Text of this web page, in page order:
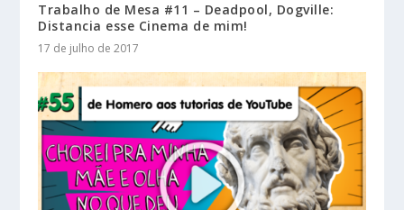
Trabalho de Mesa #11 – Deadpool, Dogville:
Distancia esse Cinema de mim!
17 de julho de 2017